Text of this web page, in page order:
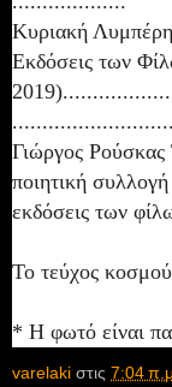
Κυριακή
Εκδόσεις των
...........................
Γιώργος Ρούσκας
ποιητική
εκδόσεις των
Το τεύχος
* Η φωτό είναι
varelaki στις 7:04 π.μ.